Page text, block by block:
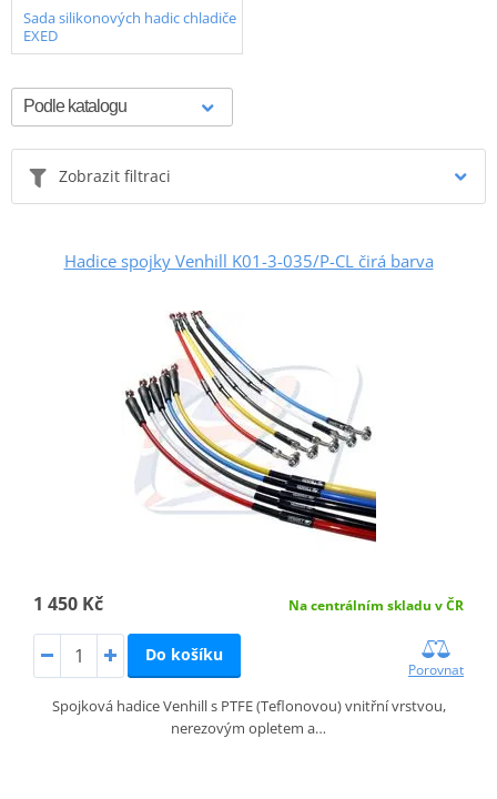
Sada silikonových hadic chladiče
EXED
Zobrazit filtraci
Hadice spojky Venhill K01-3-035/P-CL čirá barva
1 450 Kč Na centrálním skladu v ČR
Do košíku
Porovnat
Spojková hadice Venhill s PTFE (Teflonovou) vnitřní vrstvou,
nerezovým opletem a…